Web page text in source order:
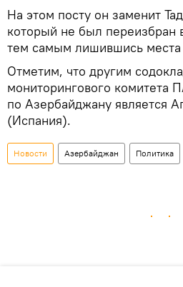
На этом посту он заменит
который не был переизбран
тем самым лишившись
Отметим, что другим
мониторингового комитета
по Азербайджану является
(Испания).
Новости Азербайджан Политика